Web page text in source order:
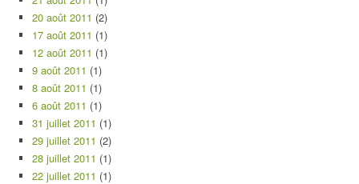
20 août 2011 (2)
17 août 2011 (1)
12 août 2011 (1)
9 août 2011 (1)
8 août 2011 (1)
6 août 2011 (1)
31 juillet 2011 (1)
29 juillet 2011 (2)
28 juillet 2011 (1)
22 juillet 2011 (1)